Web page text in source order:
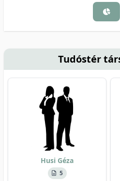
Tudóstér
Husi Géza
5